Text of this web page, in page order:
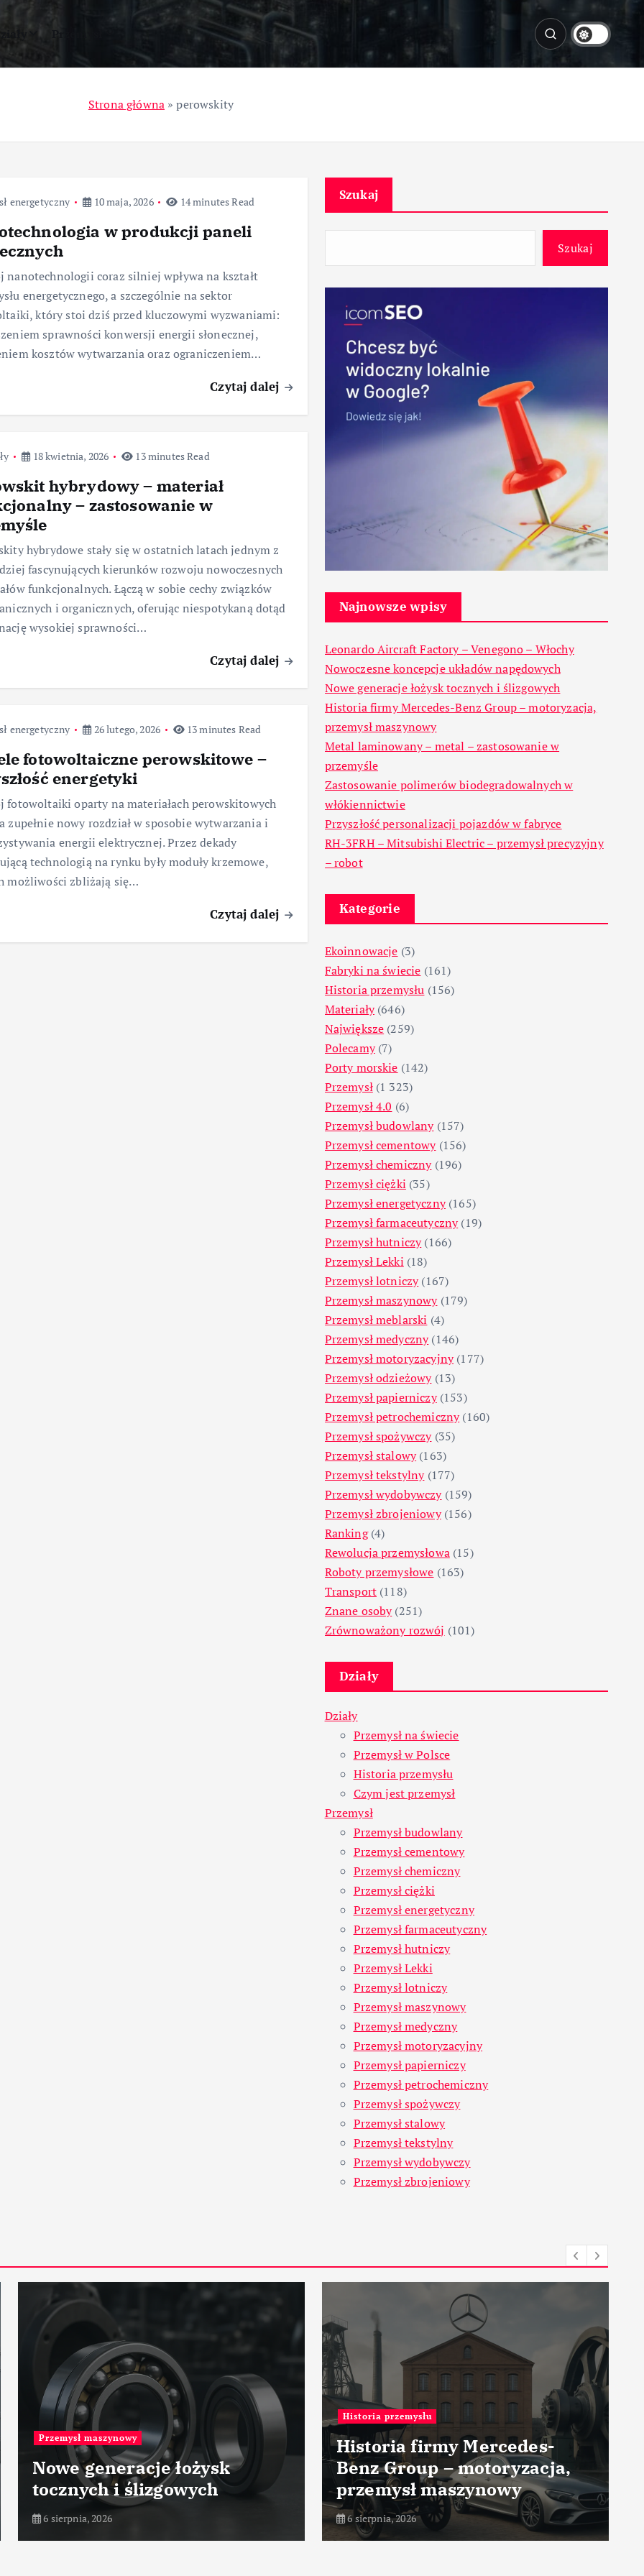
Przemysł
Strona główna »perowskity
energetyczny 10 maja, 2026 14 minutes Read
w produkcji paneli
nanotechnologii coraz silniej wpływa na kształt
energetycznego, a szczególnie na sektor
który stoi dziś przed kluczowymi wyzwaniami:
sprawności konwersji energii słonecznej,
kosztów wytwarzania oraz ograniczeniem…
Czytaj dalej
18 kwietnia, 2026 13 minutes Read
hybrydowy – materiał
– zastosowanie w
hybrydowe stały się w ostatnich latach jednym z
fascynujących kierunków rozwoju nowoczesnych
funkcjonalnych. Łączą w sobie cechy związków
i organicznych, oferując niespotykaną dotąd
wysokiej sprawności…
Czytaj dalej
energetyczny 26 lutego, 2026 13 minutes Read
fotowoltaiczne perowskitowe –
energetyki
fotowoltaiki oparty na materiałach perowskitowych
zupełnie nowy rozdział w sposobie wytwarzania i
energii elektrycznej. Przez dekady
technologią na rynku były moduły krzemowe,
możliwości zbliżają się…
Czytaj dalej
Szukaj
Szukaj
Najnowsze wpisy
Leonardo Aircraft Factory – Venegono – Włochy
Nowoczesne koncepcje układów napędowych
Nowe generacje łożysk tocznych i ślizgowych
Historia firmy Mercedes-Benz Group – motoryzacja,
przemysł maszynowy
Metal laminowany – metal – zastosowanie w
przemyśle
Zastosowanie polimerów biodegradowalnych w
włókiennictwie
Przyszłość personalizacji pojazdów w fabryce
RH-3FRH – Mitsubishi Electric – przemysł precyzyjny
– robot
Kategorie
Ekoinnowacje (3)
Fabryki na świecie (161)
Historia przemysłu (156)
Materiały(646)
Największe (259)
Polecamy(7)
Porty morskie (142)
Przemysł(1 323)
Przemysł 4.0 (6)
Przemysł budowlany(157)
Przemysł cementowy(156)
Przemysł chemiczny(196)
Przemysł ciężki (35)
Przemysł energetyczny(165)
Przemysł farmaceutyczny(19)
Przemysł hutniczy(166)
Przemysł Lekki (18)
Przemysł lotniczy(167)
Przemysł maszynowy(179)
Przemysł meblarski (4)
Przemysł medyczny(146)
Przemysł motoryzacyjny(177)
Przemysł odzieżowy(13)
Przemysł papierniczy(153)
Przemysł petrochemiczny(160)
Przemysł spożywczy(35)
Przemysł stalowy(163)
Przemysł tekstylny(177)
Przemysł wydobywczy(159)
Przemysł zbrojeniowy(156)
Ranking(4)
Rewolucja przemysłowa(15)
Roboty przemysłowe (163)
Transport (118)
Znane osoby(251)
Zrównoważony rozwój (101)
Działy
Działy
Przemysł na świecie
Przemysł w Polsce
Historia przemysłu
Czym jest przemysł
Przemysł
Przemysł budowlany
Przemysł cementowy
Przemysł chemiczny
Przemysł ciężki
Przemysł energetyczny
Przemysł farmaceutyczny
Przemysł hutniczy
Przemysł Lekki
Przemysł lotniczy
Przemysł maszynowy
Przemysł medyczny
Przemysł motoryzacyjny
Przemysł papierniczy
Przemysł petrochemiczny
Przemysł spożywczy
Przemysł stalowy
Przemysł tekstylny
Przemysł wydobywczy
Przemysł zbrojeniowy
Historia przemysłu
Historia firmy Mercedes-
Benz Group – motoryzacja,
przemysł maszynowy
6 sierpnia, 2026
Materiały
Metal laminowany – metal –
zastosowanie w przemyśle
6 sierpnia, 2026